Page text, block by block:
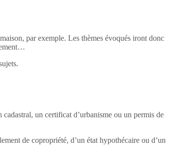
par exemple. Les thèmes évoqués iront donc
un certificat d’urbanisme ou un permis de
de copropriété, d’un état hypothécaire ou d’un